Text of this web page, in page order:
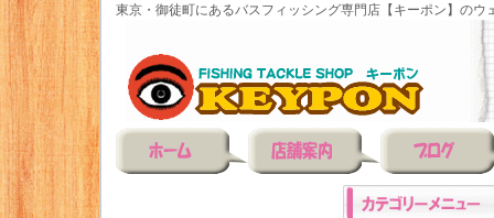
東京・御徒町にあるバスフィッシング専門店【キーポン】のウ